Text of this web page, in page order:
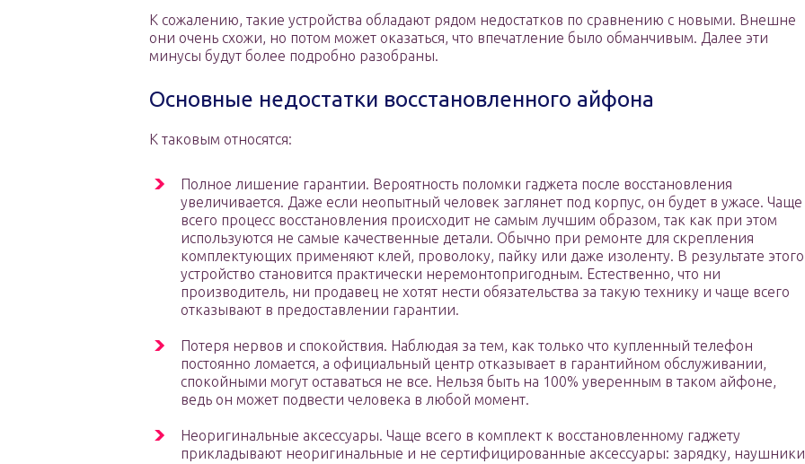
К сожалению, такие устройства обладают рядом недостатков по сравнению с новыми. Внешне
они очень схожи, но потом может оказаться, что впечатление было обманчивым. Далее эти
минусы будут более подробно разобраны.
Основные недостатки восстановленного айфона
К таковым относятся:
Полное лишение гарантии. Вероятность поломки гаджета после восстановления
увеличивается. Даже если неопытный человек заглянет под корпус, он будет в ужасе. Чаще
всего процесс восстановления происходит не самым лучшим образом, так как при этом
используются не самые качественные детали. Обычно при ремонте для скрепления
комплектующих применяют клей, проволоку, пайку или даже изоленту. В результате этого
устройство становится практически неремонтопригодным. Естественно, что ни
производитель, ни продавец не хотят нести обязательства за такую технику и чаще всего
отказывают в предоставлении гарантии.
Потеря нервов и спокойствия. Наблюдая за тем, как только что купленный телефон
постоянно ломается, а официальный центр отказывает в гарантийном обслуживании,
спокойными могут оставаться не все. Нельзя быть на 100% уверенным в таком айфоне,
ведь он может подвести человека в любой момент.
Неоригинальные аксессуары. Чаще всего в комплект к восстановленному гаджету
прикладывают неоригинальные и не сертифицированные аксессуары: зарядку, наушники